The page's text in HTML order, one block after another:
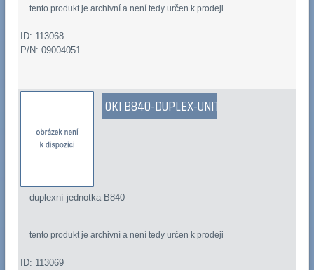
tento produkt je archivní a není tedy určen k prodeji
ID: 113068
P/N: 09004051
OKI B840-DUPLEX-UNIT
duplexní jednotka B840
tento produkt je archivní a není tedy určen k prodeji
ID: 113069